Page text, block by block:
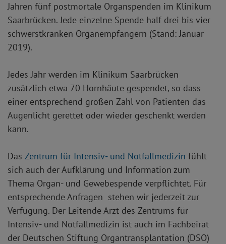
Jahren fünf postmortale Organspenden im Klinikum
Saarbrücken. Jede einzelne Spende half drei bis vier
schwerstkranken Organempfängern (Stand: Januar
2019).
Jedes Jahr werden im Klinikum Saarbrücken
zusätzlich etwa 70 Hornhäute gespendet, so dass
einer entsprechend großen Zahl von Patienten das
Augenlicht gerettet oder wieder geschenkt werden
kann.
Das Zentrum für Intensiv- und Notfallmedizin fühlt
sich auch der Aufklärung und Information zum
Thema Organ- und Gewebespende verpflichtet. Für
entsprechende Anfragen stehen wir jederzeit zur
Verfügung. Der Leitende Arzt des Zentrums für
Intensiv- und Notfallmedizin ist auch im Fachbeirat
der Deutschen Stiftung Organtransplantation (DSO)